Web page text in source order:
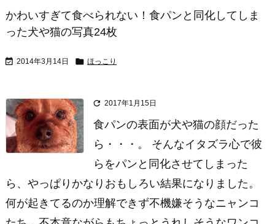
かわいすぎて食べられない！食パンと同化してしま
った犬や猫の写真24枚
 2014年3月14日  ほっこり
 2017年1月15日
食パンの表面が犬や猫の顔だった
ら・・・。 そんなイタズラ心で彼
らをパンと同化させてしまった
ら、やっぱりかなりおもしろい結果になりました。
何が起きてるのか理解できず不機嫌そうなニャンコ